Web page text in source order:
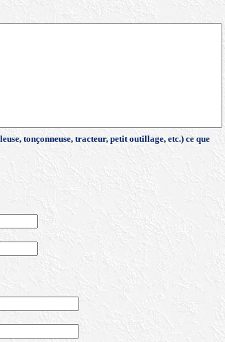
tonçonneuse, tracteur, petit outillage, etc.) ce que